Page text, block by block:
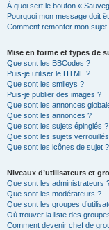
À quoi sert le bouton «
Pourquoi mon message doit
Comment remonter mon sujet
Mise en forme et types de
Que sont les BBCodes ?
Puis-je utiliser le HTML ?
Que sont les smileys ?
Puis-je publier des images ?
Que sont les annonces
Que sont les annonces ?
Que sont les sujets épinglés ?
Que sont les sujets
Que sont les icônes de sujet ?
Niveaux d’utilisateurs et
Que sont les administrateurs
Que sont les modérateurs ?
Que sont les groupes
Où trouver la liste des
Comment devenir chef de